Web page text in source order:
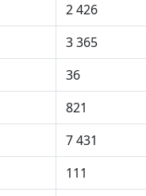
2 426
3 365
36
821
7 431
111